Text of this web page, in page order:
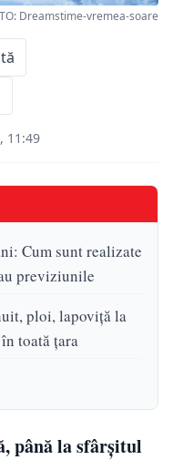
Dreamstime-vremea-soare
11:49
Cum sunt realizate
previziunile
ploi, lapoviță la
toată țara
până la sfârșitul